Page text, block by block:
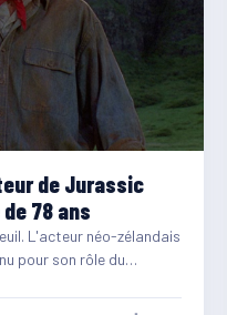
de Jurassic
78 ans
L'acteur néo-zélandais
pour son rôle du